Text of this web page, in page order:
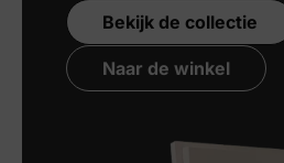
Bekijk de collectie
Naar de winkel